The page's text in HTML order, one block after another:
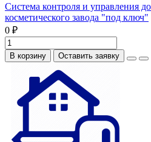
Система контроля и управления
косметического завода "под ключ"
0 ₽
В корзину Оставить заявку